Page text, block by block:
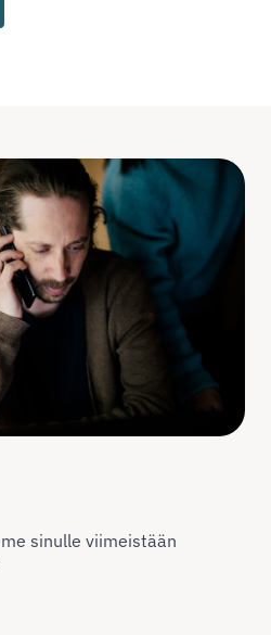
sinulle viimeistään